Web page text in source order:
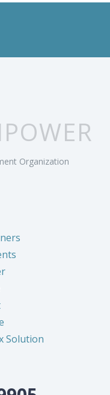
Organization
Solution